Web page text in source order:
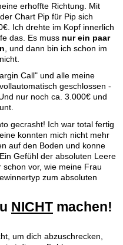
erhoffte Richtung. Mit
Chart Pip für Pip sich
Ich drehte im Kopf innerlich
das. Es muss nur ein paar
, und dann bin ich schon im
Call" und alle meine
geschlossen -
nur noch ca. 3.000€ und
gecrasht! Ich war total fertig
konnten mich nicht mehr
auf den Boden und konne
Gefühl der absoluten Leere
vor, wie meine Frau
zum absoluten
NICHT machen!
um dich abzuschrecken,